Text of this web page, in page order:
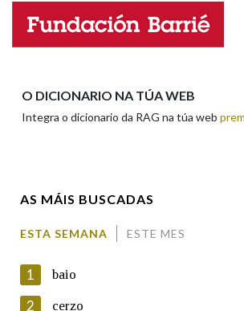
Marcas gramaticais
LIMPAR
Nome
O DICIONARIO NA TÚA WEB
Integra o dicionario da RAG na túa web
AS MÁIS BUSCADAS
ESTA SEMANA ESTE MES
1 baio
2 cerzo